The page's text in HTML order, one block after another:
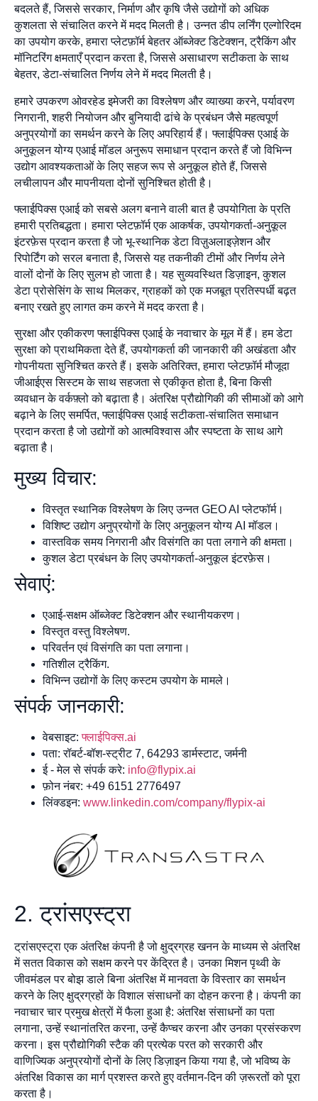
बदलते हैं, जिससे सरकार, निर्माण और कृषि जैसे उद्योगों को अधिक
कुशलता से संचालित करने में मदद मिलती है। उन्नत डीप लर्निंग एल्गोरिदम
का उपयोग करके, हमारा प्लेटफ़ॉर्म बेहतर ऑब्जेक्ट डिटेक्शन, ट्रैकिंग और
मॉनिटरिंग क्षमताएँ प्रदान करता है, जिससे असाधारण सटीकता के साथ
बेहतर, डेटा-संचालित निर्णय लेने में मदद मिलती है।
हमारे उपकरण ओवरहेड इमेजरी का विश्लेषण और व्याख्या करने, पर्यावरण
निगरानी, शहरी नियोजन और बुनियादी ढांचे के प्रबंधन जैसे महत्वपूर्ण
अनुप्रयोगों का समर्थन करने के लिए अपरिहार्य हैं। फ्लाईपिक्स एआई के
अनुकूलन योग्य एआई मॉडल अनुरूप समाधान प्रदान करते हैं जो विभिन्न
उद्योग आवश्यकताओं के लिए सहज रूप से अनुकूल होते हैं, जिससे
लचीलापन और मापनीयता दोनों सुनिश्चित होती है।
फ्लाईपिक्स एआई को सबसे अलग बनाने वाली बात है उपयोगिता के प्रति
हमारी प्रतिबद्धता। हमारा प्लेटफ़ॉर्म एक आकर्षक, उपयोगकर्ता-अनुकूल
इंटरफ़ेस प्रदान करता है जो भू-स्थानिक डेटा विज़ुअलाइज़ेशन और
रिपोर्टिंग को सरल बनाता है, जिससे यह तकनीकी टीमों और निर्णय लेने
वालों दोनों के लिए सुलभ हो जाता है। यह सुव्यवस्थित डिज़ाइन, कुशल
डेटा प्रोसेसिंग के साथ मिलकर, ग्राहकों को एक मजबूत प्रतिस्पर्धी बढ़त
बनाए रखते हुए लागत कम करने में मदद करता है।
सुरक्षा और एकीकरण फ्लाईपिक्स एआई के नवाचार के मूल में हैं। हम डेटा
सुरक्षा को प्राथमिकता देते हैं, उपयोगकर्ता की जानकारी की अखंडता और
गोपनीयता सुनिश्चित करते हैं। इसके अतिरिक्त, हमारा प्लेटफ़ॉर्म मौजूदा
जीआईएस सिस्टम के साथ सहजता से एकीकृत होता है, बिना किसी
व्यवधान के वर्कफ़्लो को बढ़ाता है। अंतरिक्ष प्रौद्योगिकी की सीमाओं को आगे
बढ़ाने के लिए समर्पित, फ्लाईपिक्स एआई सटीकता-संचालित समाधान
प्रदान करता है जो उद्योगों को आत्मविश्वास और स्पष्टता के साथ आगे
बढ़ाता है।
मुख्य विचार:
विस्तृत स्थानिक विश्लेषण के लिए उन्नत GEO AI प्लेटफॉर्म।
विशिष्ट उद्योग अनुप्रयोगों के लिए अनुकूलन योग्य AI मॉडल।
वास्तविक समय निगरानी और विसंगति का पता लगाने की क्षमता।
कुशल डेटा प्रबंधन के लिए उपयोगकर्ता-अनुकूल इंटरफ़ेस।
सेवाएं:
एआई-सक्षम ऑब्जेक्ट डिटेक्शन और स्थानीयकरण।
विस्तृत वस्तु विश्लेषण.
परिवर्तन एवं विसंगति का पता लगाना।
गतिशील ट्रैकिंग.
विभिन्न उद्योगों के लिए कस्टम उपयोग के मामले।
संपर्क जानकारी:
वेबसाइट:फ्लाईपिक्स.ai
पता: रॉबर्ट-बॉश-स्ट्रीट 7, 64293 डार्मस्टाट, जर्मनी
ई - मेल से संपर्क करे: info@flypix.ai
फ़ोन नंबर: +49 6151 2776497
लिंक्डइन: www.linkedin.com/company/flypix-ai
2. ट्रांसएस्ट्रा
ट्रांसएस्ट्रा एक अंतरिक्ष कंपनी है जो क्षुद्रग्रह खनन के माध्यम से अंतरिक्ष
में सतत विकास को सक्षम करने पर केंद्रित है। उनका मिशन पृथ्वी के
जीवमंडल पर बोझ डाले बिना अंतरिक्ष में मानवता के विस्तार का समर्थन
करने के लिए क्षुद्रग्रहों के विशाल संसाधनों का दोहन करना है। कंपनी का
नवाचार चार प्रमुख क्षेत्रों में फैला हुआ है: अंतरिक्ष संसाधनों का पता
लगाना, उन्हें स्थानांतरित करना, उन्हें कैप्चर करना और उनका प्रसंस्करण
करना। इस प्रौद्योगिकी स्टैक की प्रत्येक परत को सरकारी और
वाणिज्यिक अनुप्रयोगों दोनों के लिए डिज़ाइन किया गया है, जो भविष्य के
अंतरिक्ष विकास का मार्ग प्रशस्त करते हुए वर्तमान-दिन की ज़रूरतों को पूरा
करता है।